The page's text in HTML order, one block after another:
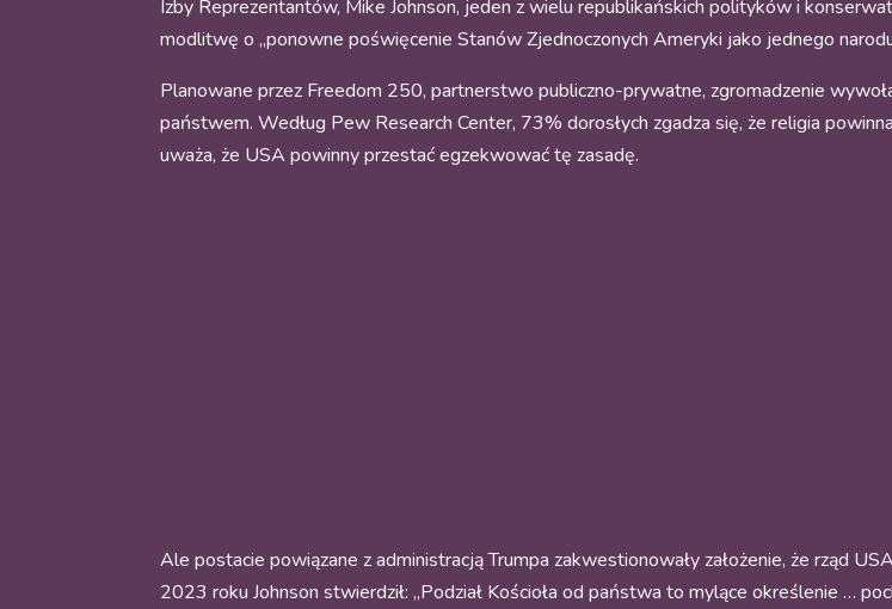
Izby Reprezentantów, Mike Johnson, jeden z wielu republikańskich polityków i
modlitwę o „ponowne poświęcenie Stanów Zjednoczonych Ameryki jako jednego
Planowane przez Freedom 250, partnerstwo publiczno-prywatne, zgromadzenie
państwem. Według Pew Research Center, 73% dorosłych zgadza się, że religia
uważa, że USA powinny przestać egzekwować tę zasadę.
Ale postacie powiązane z administracją Trumpa zakwestionowały założenie, że rząd
2023 roku Johnson stwierdził: „Podział Kościoła od państwa to mylące określenie …